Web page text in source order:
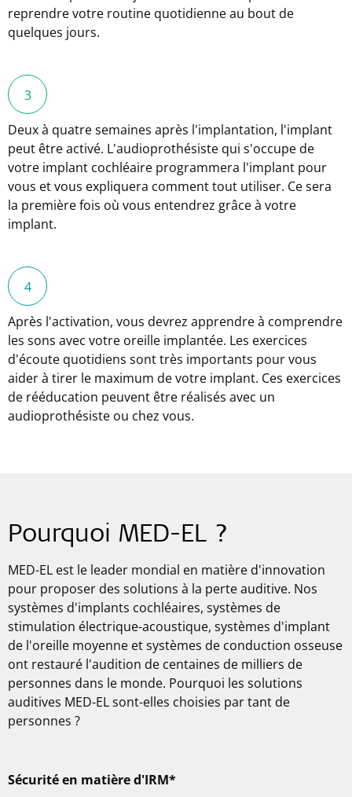
reprendre votre routine quotidienne au bout de
quelques jours.
Deux à quatre semaines après l'implantation, l'implant
peut être activé. L'audioprothésiste qui s'occupe de
votre implant cochléaire programmera l'implant pour
vous et vous expliquera comment tout utiliser. Ce sera
la première fois où vous entendrez grâce à votre
implant.
Après l'activation, vous devrez apprendre à comprendre
les sons avec votre oreille implantée. Les exercices
d'écoute quotidiens sont très importants pour vous
aider à tirer le maximum de votre implant. Ces exercices
de rééducation peuvent être réalisés avec un
audioprothésiste ou chez vous.
Pourquoi MED-EL ?
MED-EL est le leader mondial en matière d'innovation
pour proposer des solutions à la perte auditive. Nos
systèmes d'implants cochléaires, systèmes de
stimulation électrique-acoustique, systèmes d'implant
de l'oreille moyenne et systèmes de conduction osseuse
ont restauré l'audition de centaines de milliers de
personnes dans le monde. Pourquoi les solutions
auditives MED-EL sont-elles choisies par tant de
personnes ?
Sécurité en matière d'IRM*